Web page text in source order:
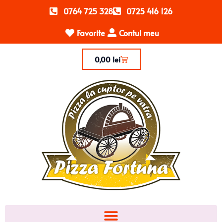
0764 725 328
0725 416 126
Favorite
Contul meu
0,00 lei